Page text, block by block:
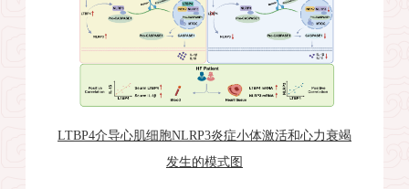
LTBP4介导心肌细胞NLRP3炎症小体激活和心力衰竭
发生的模式图